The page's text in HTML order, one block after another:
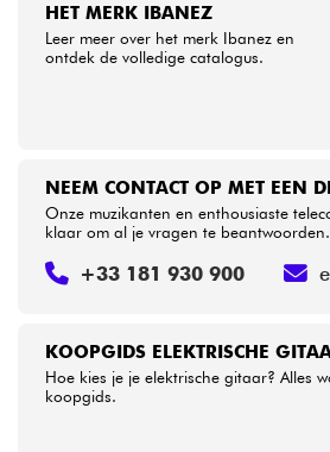
HET MERK IBANEZ
Leer meer over het merk Ibanez en
ontdek de volledige catalogus.
KOOPGIDS ELEKTRISCHE
Hoe kies je je elektrische gitaar? Alles
koopgids.
NEEM CONTACT OP MET EEN
Onze muzikanten en enthousiaste
klaar om al je vragen te beantwoorden.
+33 181 930 900